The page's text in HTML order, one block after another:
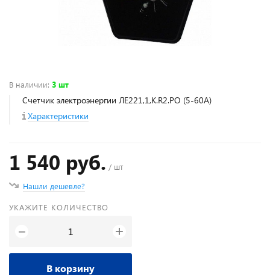
В наличии: 3 шт
Счетчик электроэнергии ЛЕ221,1,K.R2.PO (5-60А)
Характеристики
1 540 руб. / шт
Нашли дешевле?
УКАЖИТЕ КОЛИЧЕСТВО
− +
В корзину